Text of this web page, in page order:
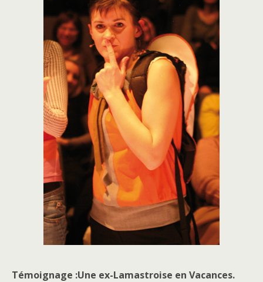
Témoignage :Une ex-Lamastroise en Vacances.